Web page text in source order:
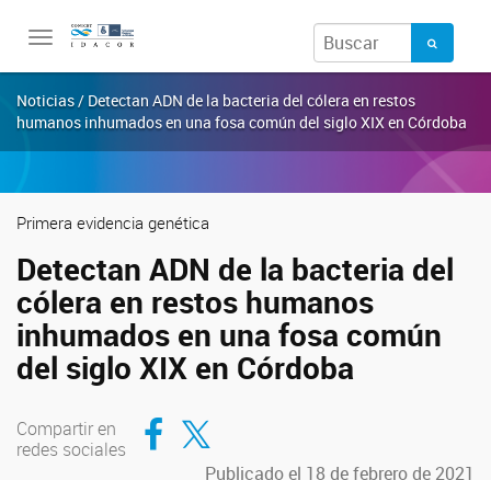
Toggle
Noticias / Detectan ADN de la bacteria del cólera en restos
humanos inhumados en una fosa común del siglo XIX en Córdoba
Primera evidencia genética
Detectan ADN de la bacteria del
cólera en restos humanos
inhumados en una fosa común
del siglo XIX en Córdoba
Compartir en
redes sociales
Compartir en Facebook
Compartir en Twitter
Publicado el 18 de febrero de 2021